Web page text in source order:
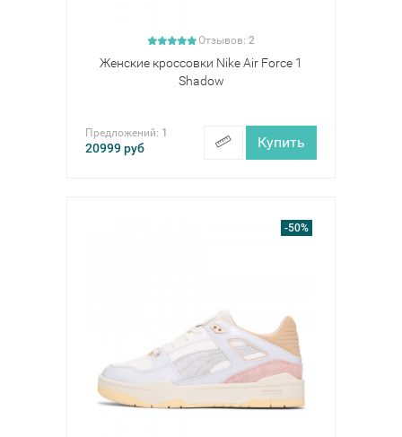
Отзывов: 2
Женские кроссовки Nike Air Force 1
Shadow
Предложений: 1
20999руб Купить
-50%